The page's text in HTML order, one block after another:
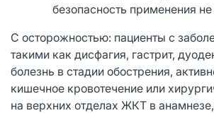
безопасность применения
С осторожностью: пациенты с
такими как дисфагия, гастрит,
болезнь в стадии обострения,
кишечное кровотечение или
на верхних отделах ЖКТ в